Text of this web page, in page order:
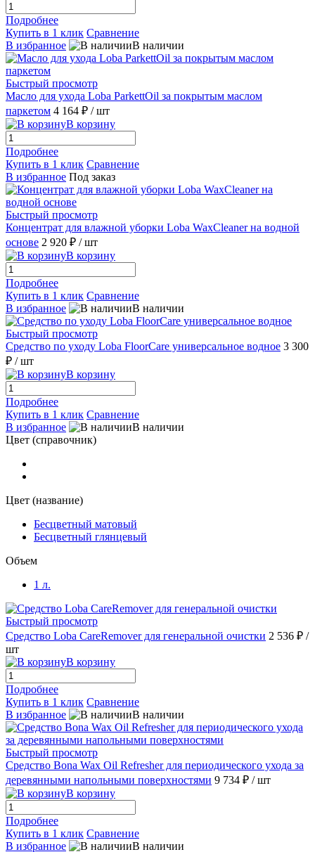
Подробнее
Купить в 1 клик Сравнение
В избранное
В наличии
Быстрый просмотр
Масло для ухода Loba ParkettOil за покрытым маслом
паркетом 4 164 ₽ / шт
В корзину
Подробнее
Купить в 1 клик Сравнение
В избранное Под заказ
Быстрый просмотр
Концентрат для влажной уборки Loba WaxCleaner на водной
основе 2 920 ₽ / шт
В корзину
Подробнее
Купить в 1 клик Сравнение
В избранное
В наличии
Быстрый просмотр
Средство по уходу Loba FloorCare универсальное водное 3 300
₽ / шт
В корзину
Подробнее
Купить в 1 клик Сравнение
В избранное
В наличии
Цвет (справочник)
Цвет (название)
Бесцветный матовый
Бесцветный глянцевый
Объем
1 л.
Быстрый просмотр
Средство Loba CareRemover для генеральной очистки 2 536 ₽ /
шт
В корзину
Подробнее
Купить в 1 клик Сравнение
В избранное
В наличии
Быстрый просмотр
Средство Bona Wax Oil Refresher для периодического ухода за
деревянными напольными поверхностями 9 734 ₽ / шт
В корзину
Подробнее
Купить в 1 клик Сравнение
В избранное
В наличии